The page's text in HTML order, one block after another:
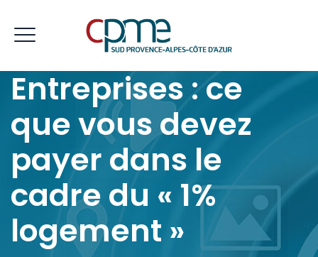
Entreprises : ce
que vous devez
payer dans le
cadre du « 1%
logement »